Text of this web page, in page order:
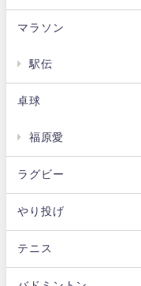
マラソン
駅伝
卓球
福原愛
ラグビー
やり投げ
テニス